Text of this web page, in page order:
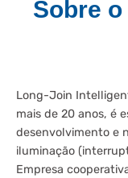
Sobre
Long-Join
mais de 20 anos, é
desenvolvimento e
iluminação
Empresa